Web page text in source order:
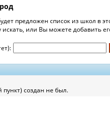
предложен список из школ в
искать, или Вы можете добавить
создан не был.